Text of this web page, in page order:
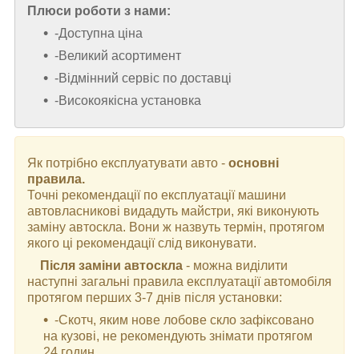
Плюси роботи з нами:
-Доступна ціна
-Великий асортимент
-Відмінний сервіс по доставці
-Високоякісна установка
Як потрібно експлуатувати авто - основні
правила.
Точні рекомендації по експлуатації машини
автовласникові видадуть майстри, які виконують
заміну автоскла. Вони ж назвуть термін, протягом
якого ці рекомендації слід виконувати.
Після заміни автоскла - можна виділити
наступні загальні правила експлуатації автомобіля
протягом перших 3-7 днів після установки:
-Скотч, яким нове лобове скло зафіксовано
на кузові, не рекомендують знімати протягом